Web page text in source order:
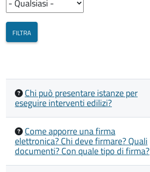
Chi può presentare istanze per
eseguire interventi edilizi?
Come apporre una firma
elettronica? Chi deve firmare? Quali
documenti? Con quale tipo di firma?